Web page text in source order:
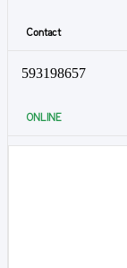
Contact
593198657
ONLINE